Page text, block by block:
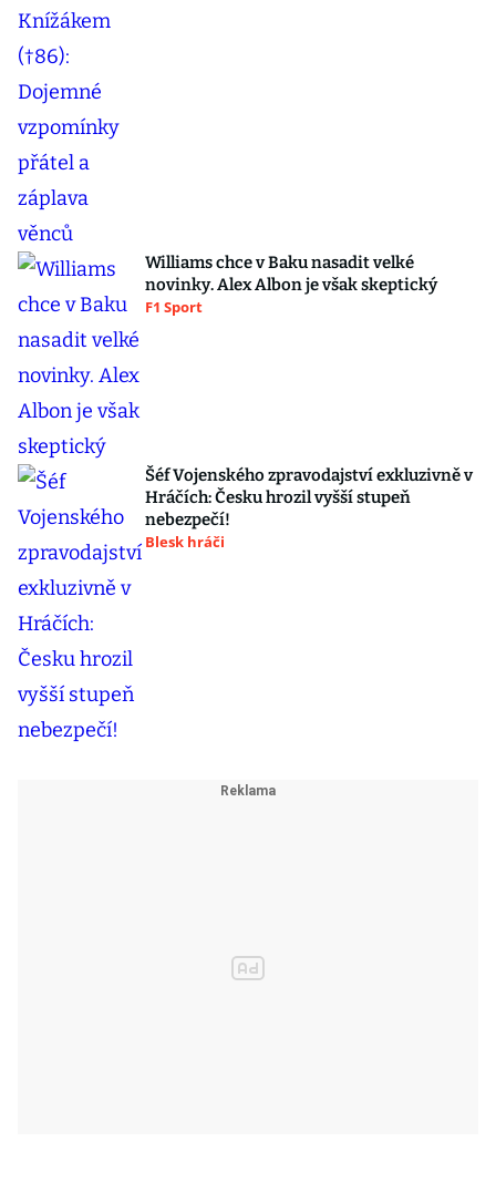
Williams chce v Baku nasadit velké
novinky. Alex Albon je však skeptický
F1 Sport
Šéf Vojenského zpravodajství exkluzivně v
Hráčích: Česku hrozil vyšší stupeň
nebezpečí!
Blesk hráči